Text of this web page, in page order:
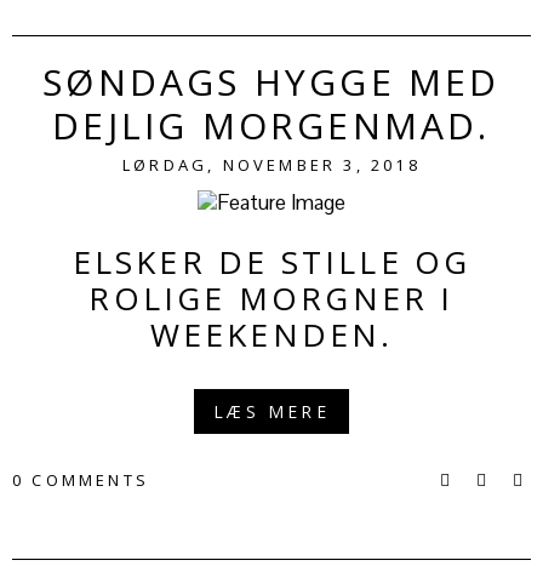
SØNDAGS HYGGE MED
DEJLIG MORGENMAD.
LØRDAG, NOVEMBER 3, 2018
ELSKER DE STILLE OG
ROLIGE MORGNER I
WEEKENDEN.
LÆS MERE
0 COMMENTS